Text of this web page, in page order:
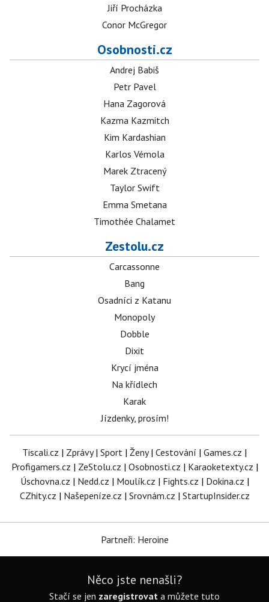
Jiří Procházka
Conor McGregor
Osobnosti.cz
Andrej Babiš
Petr Pavel
Hana Zagorová
Kazma Kazmitch
Kim Kardashian
Karlos Vémola
Marek Ztracený
Taylor Swift
Emma Smetana
Timothée Chalamet
Zestolu.cz
Carcassonne
Bang
Osadníci z Katanu
Monopoly
Dobble
Dixit
Krycí jména
Na křídlech
Karak
Jízdenky, prosím!
Tiscali.cz | Zprávy| Sport | Ženy| Cestování | Games.cz |
Profigamers.cz | ZeStolu.cz | Osobnosti.cz | Karaoketexty.cz |
Úschovna.cz | Nedd.cz | Moulík.cz | Fights.cz | Dokina.cz |
CZhity.cz | Našepeníze.cz | Srovnám.cz | StartupInsider.cz
Partneři: Heroine
Něco jste nenašli?
Stačí se jen zaregistrovat a můžete tuto